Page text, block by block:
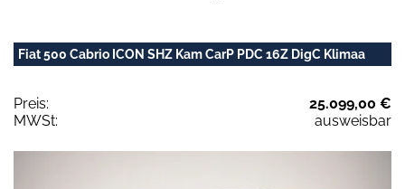
Fiat 500 Cabrio ICON SHZ Kam CarP PDC 16Z DigC Klimaa
Preis:
25.099,00 €
MWSt:
ausweisbar